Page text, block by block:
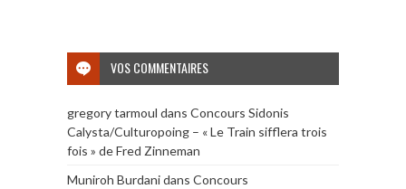
VOS COMMENTAIRES
gregory tarmoul dans Concours Sidonis
Calysta/Culturopoing – « Le Train sifflera trois
fois » de Fred Zinneman
Muniroh Burdanidans Concours